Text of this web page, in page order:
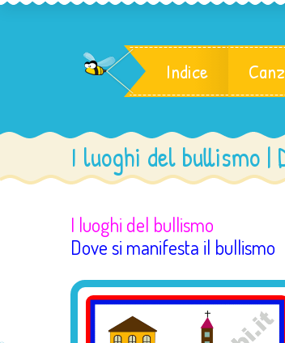
Indice
I luoghi del bullismo
I luoghi del bullismo
Dove si manifesta il bullismo